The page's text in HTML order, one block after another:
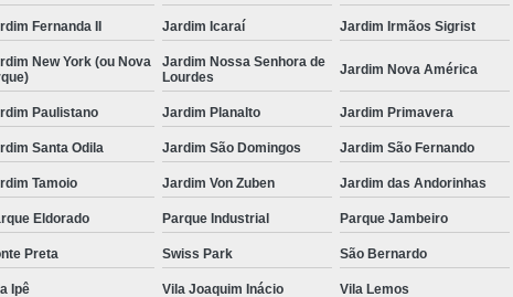
Fernanda II Jardim Icaraí Jardim Irmãos Sigrist
New York (ou Nova
Jardim Nossa Senhora de
Lourdes
Jardim Nova América
Paulistano Jardim Planalto Jardim Primavera
Santa Odila Jardim São Domingos Jardim São Fernando
Tamoio Jardim Von Zuben Jardim das Andorinhas
Eldorado Parque Industrial Parque Jambeiro
Preta Swiss Park São Bernardo
Ipê Vila Joaquim Inácio Vila Lemos